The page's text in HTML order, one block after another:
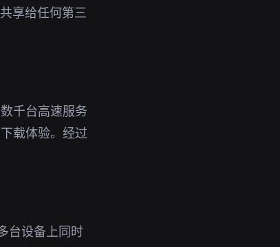
享给任何第三
千台高速服务
载体验。经过
台设备上同时